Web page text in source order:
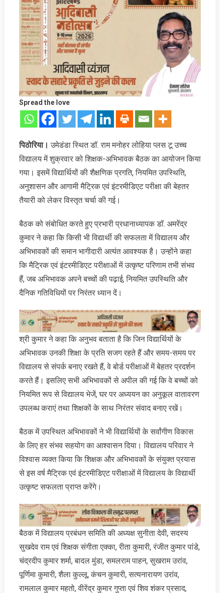
Spread the love
पिठोरिया। उमेडंडा स्थित डॉ. राम मनोहर लोहिया प्लस टू उच्च
विद्यालय में शुक्रवार को शिक्षक-अभिभावक बैठक का आयोजन किया
गया। इसमें विद्यार्थियों की शैक्षणिक प्रगति, नियमित उपस्थिति,
अनुशासन और आगामी मैट्रिक एवं इंटरमीडिएट परीक्षा की बेहतर
तैयारी को लेकर विस्तृत चर्चा की गई।
बैठक को संबोधित करते हुए प्रभारी प्रधानाध्यापक डॉ. अमरेंद्र
कुमार ने कहा कि किसी भी विद्यार्थी की सफलता में विद्यालय और
अभिभावकों की समान भागीदारी अत्यंत आवश्यक है। उन्होंने कहा
कि मैट्रिक एवं इंटरमीडिएट परीक्षाओं में उत्कृष्ट परिणाम तभी संभव
हैं, जब अभिभावक अपने बच्चों की पढ़ाई, नियमित उपस्थिति और
दैनिक गतिविधियों पर निरंतर ध्यान दें।
श्री कुमार ने कहा कि अनुभव बताता है कि जिन विद्यार्थियों के
अभिभावक उनकी शिक्षा के प्रति सजग रहते हैं और समय-समय पर
विद्यालय से संपर्क बनाए रखते हैं, वे बोर्ड परीक्षाओं में बेहतर प्रदर्शन
करते हैं। इसलिए सभी अभिभावकों से अपील की गई कि वे बच्चों को
नियमित रूप से विद्यालय भेजें, घर पर अध्ययन का अनुकूल वातावरण
उपलब्ध कराएं तथा शिक्षकों के साथ निरंतर संवाद बनाए रखें।
बैठक में उपस्थित अभिभावकों ने भी विद्यार्थियों के सर्वांगीण विकास
के लिए हर संभव सहयोग का आश्वासन दिया। विद्यालय परिवार ने
विश्वास व्यक्त किया कि शिक्षक और अभिभावकों के संयुक्त प्रयास
से इस वर्ष मैट्रिक एवं इंटरमीडिएट परीक्षाओं में विद्यालय के विद्यार्थी
उत्कृष्ट सफलता प्राप्त करेंगे।
बैठक में विद्यालय प्रबंधन समिति की अध्यक्ष सुनीता देवी, सदस्य
सुखदेव राम एवं शिक्षक संगीता एक्का, रीता कुमारी, रंजीत कुमार पांडे,
चंद्रदीप कुमार शर्मा, बादल मुंडा, समलराम पाहन, सुखराम उरांव,
पूर्णिमा कुमारी, शैला कुल्लू, कंचन कुमारी, सत्यनारायण उरांव,
रामलाल कुमार महतो, वीरेंद्र कुमार गुप्ता एवं शिव शंकर प्रसाद,